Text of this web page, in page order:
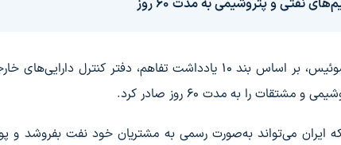
را به مدت ۶۰ روز صادر کرد.
ایران می‌تواند به‌صورت رسمی به مشتریان خود نفت بفروشد و